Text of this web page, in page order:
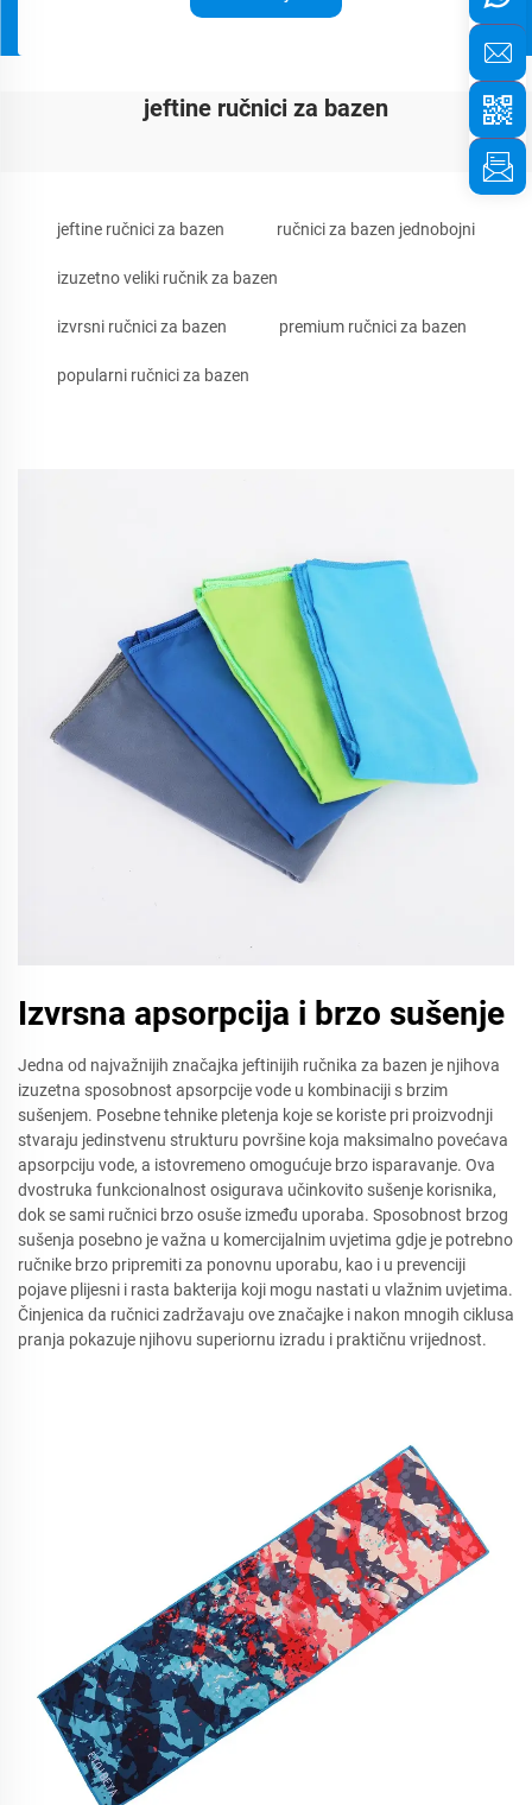
jeftine ručnici za bazen
jeftine ručnici za bazen ručnici za bazen jednobojni
izuzetno veliki ručnik za bazen
izvrsni ručnici za bazen premium ručnici za bazen
popularni ručnici za bazen
Izvrsna apsorpcija i brzo sušenje
Jedna od najvažnijih značajka jeftinijih ručnika za bazen je njihova
izuzetna sposobnost apsorpcije vode u kombinaciji s brzim
sušenjem. Posebne tehnike pletenja koje se koriste pri proizvodnji
stvaraju jedinstvenu strukturu površine koja maksimalno povećava
apsorpciju vode, a istovremeno omogućuje brzo isparavanje. Ova
dvostruka funkcionalnost osigurava učinkovito sušenje korisnika,
dok se sami ručnici brzo osuše između uporaba. Sposobnost brzog
sušenja posebno je važna u komercijalnim uvjetima gdje je potrebno
ručnike brzo pripremiti za ponovnu uporabu, kao i u prevenciji
pojave plijesni i rasta bakterija koji mogu nastati u vlažnim uvjetima.
Činjenica da ručnici zadržavaju ove značajke i nakon mnogih ciklusa
pranja pokazuje njihovu superiornu izradu i praktičnu vrijednost.